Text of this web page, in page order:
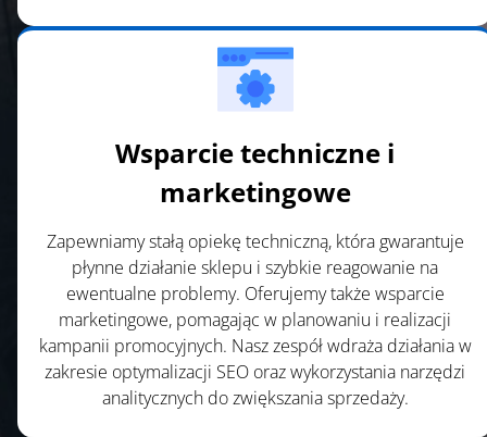
Wsparcie techniczne i
marketingowe
Zapewniamy stałą opiekę techniczną, która gwarantuje
płynne działanie sklepu i szybkie reagowanie na
ewentualne problemy. Oferujemy także wsparcie
marketingowe, pomagając w planowaniu i realizacji
kampanii promocyjnych. Nasz zespół wdraża działania w
zakresie optymalizacji SEO oraz wykorzystania narzędzi
analitycznych do zwiększania sprzedaży.